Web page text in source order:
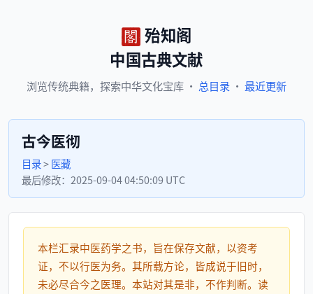
殆知阁
中国古典文献
浏览传统典籍， 探索中华文化宝库 · 总目录 · 最近更新
古今医彻
目录>医藏
最后修改： 2025-09-04 04:50:09 UTC
本栏汇录中医药学之书，旨在保存文献，以资考
证，不以行医为务。其所载方论，皆成说于旧时，
未必尽合今之医理。本站对其是非，不作判断。读